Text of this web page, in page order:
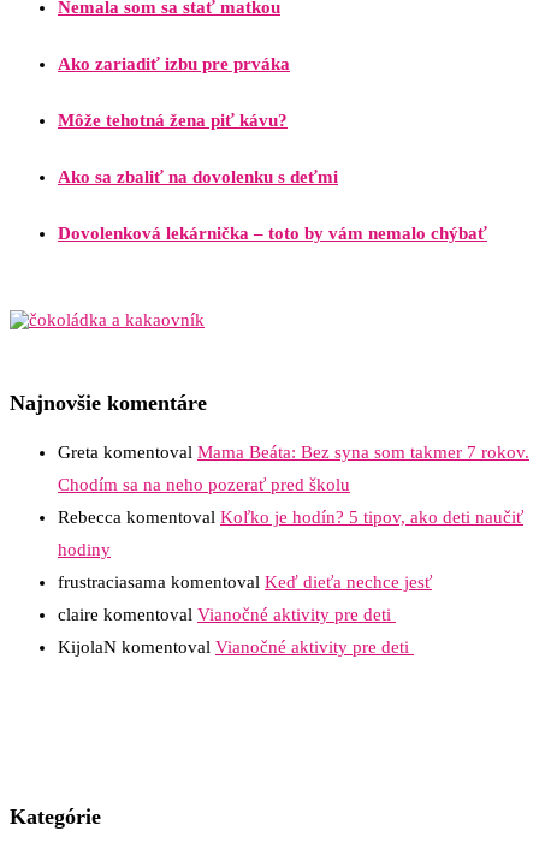
Nemala som sa stať matkou
Ako zariadiť izbu pre prváka
Môže tehotná žena piť kávu?
Ako sa zbaliť na dovolenku s deťmi
Dovolenková lekárnička – toto by vám nemalo chýbať
Najnovšie komentáre
Greta komentoval Mama Beáta: Bez syna som takmer 7 rokov.
Chodím sa na neho pozerať pred školu
Rebecca komentoval Koľko je hodín? 5 tipov, ako deti naučiť
hodiny
frustraciasama komentoval Keď dieťa nechce jesť
claire komentoval Vianočné aktivity pre deti
KijolaN komentoval Vianočné aktivity pre deti
Kategórie